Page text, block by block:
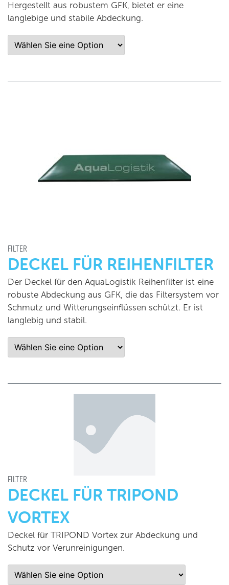
Hergestellt aus robustem GFK, bietet er eine
langlebige und stabile Abdeckung.
FILTER
DECKEL FÜR REIHENFILTER
Der Deckel für den AquaLogistik Reihenfilter ist eine
robuste Abdeckung aus GFK, die das Filtersystem vor
Schmutz und Witterungseinflüssen schützt. Er ist
langlebig und stabil.
FILTER
DECKEL FÜR TRIPOND
VORTEX
Deckel für TRIPOND Vortex zur Abdeckung und
Schutz vor Verunreinigungen.